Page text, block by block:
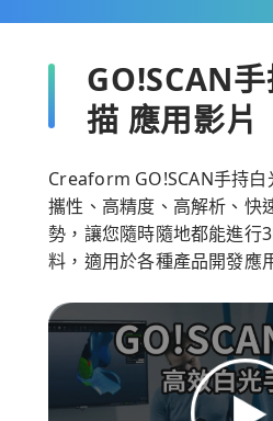
GO!SCAN
描 應用影片
Creaform GO!SCAN手持
攜性、高精度、高解析、快
勢，讓您隨時隨地都能進行
料，適用於各種產品開發應